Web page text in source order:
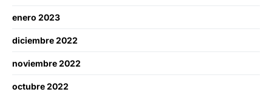
enero 2023
diciembre 2022
noviembre 2022
octubre 2022